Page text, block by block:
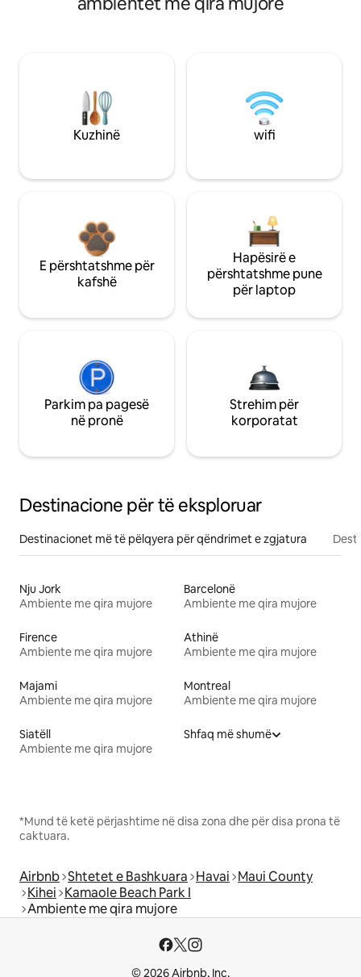
Kuzhinë wifi
E përshtatshme për
kafshë
Hapësirë e
përshtatshme pune
për laptop
Parkim pa pagesë
në pronë
Strehim për
korporatat
Destinacione për të eksploruar
Destinacionet më të pëlqyera për qëndrimet e zgjatura
Nju Jork
Ambiente me qira mujore
Barcelonë
Ambiente me qira mujore
Firence
Ambiente me qira mujore
Athinë
Ambiente me qira mujore
Majami
Ambiente me qira mujore
Montreal
Ambiente me qira mujore
Siatëll
Ambiente me qira mujore
Shfaq më shumë
*Mund të ketë përjashtime në disa zona dhe për disa prona të
caktuara.
Airbnb Shtetet e Bashkuara Havai Maui County
Kihei Kamaole Beach Park I
Ambiente me qira mujore
© 2026 Airbnb, Inc.